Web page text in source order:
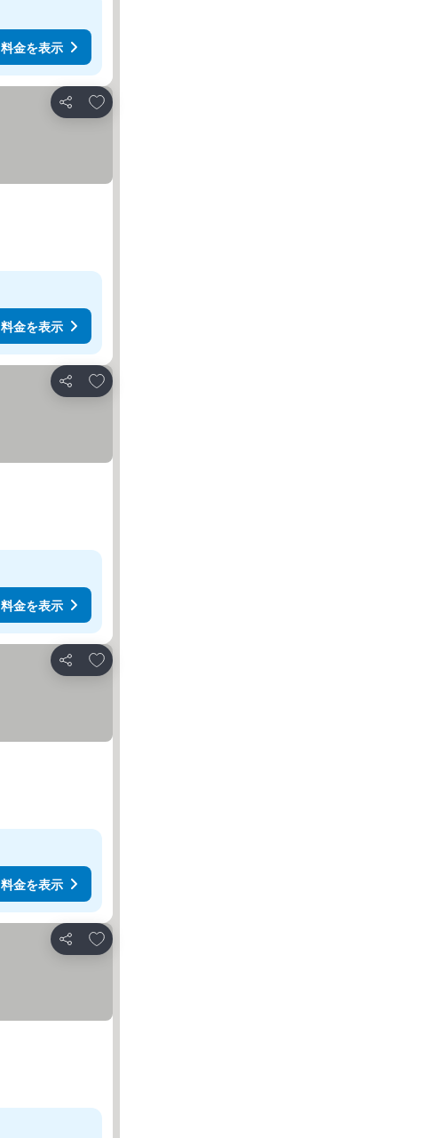
料金を表示
シェア
お気に入りに追加
料金を表示
シェア
お気に入りに追加
料金を表示
シェア
お気に入りに追加
料金を表示
シェア
お気に入りに追加